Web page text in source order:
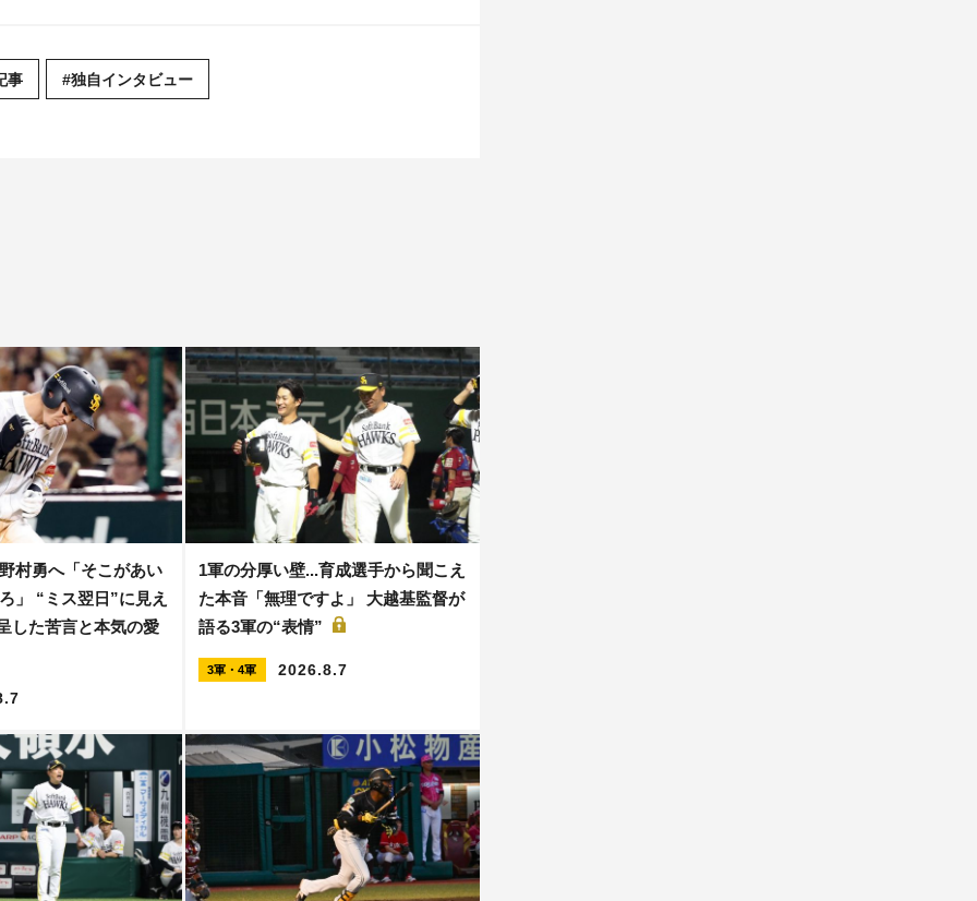
事 #独自インタビュー
村勇へ「そこがあい
」 “ミス翌日”に見え
した苦言と本気の愛
1軍の分厚い壁...育成選手から聞こえ
た本音「無理ですよ」 大越基監督が
語る3軍の“表情”
3軍・4軍 2026.8.7